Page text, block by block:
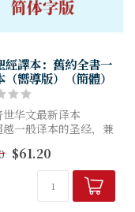
經譯本：舊約全書一
（嚮導版）（簡體）
华文最新译本
一般译本的圣经，兼
代汉语清楚表达圣经
$61.20